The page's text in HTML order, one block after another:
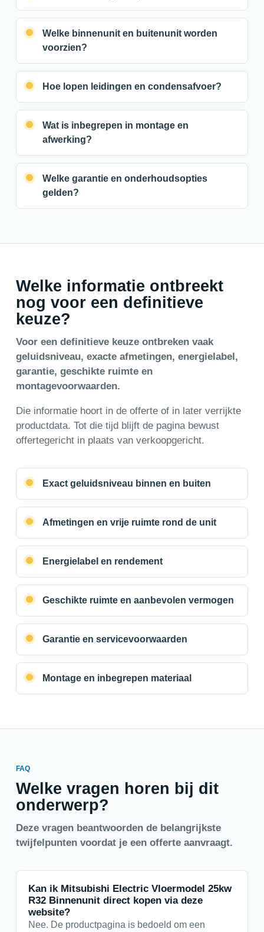
Welke binnenunit en buitenunit worden
voorzien?
Hoe lopen leidingen en condensafvoer?
Wat is inbegrepen in montage en
afwerking?
Welke garantie en onderhoudsopties
gelden?
Welke informatie ontbreekt
nog voor een definitieve
keuze?
Voor een definitieve keuze ontbreken vaak
geluidsniveau, exacte afmetingen, energielabel,
garantie, geschikte ruimte en
montagevoorwaarden.
Die informatie hoort in de offerte of in later verrijkte
productdata. Tot die tijd blijft de pagina bewust
offertegericht in plaats van verkoopgericht.
Exact geluidsniveau binnen en buiten
Afmetingen en vrije ruimte rond de unit
Energielabel en rendement
Geschikte ruimte en aanbevolen vermogen
Garantie en servicevoorwaarden
Montage en inbegrepen materiaal
FAQ
Welke vragen horen bij dit
onderwerp?
Deze vragen beantwoorden de belangrijkste
twijfelpunten voordat je een offerte aanvraagt.
Kan ik Mitsubishi Electric Vloermodel 25kw
R32 Binnenunit direct kopen via deze
website?
Nee. De productpagina is bedoeld om een